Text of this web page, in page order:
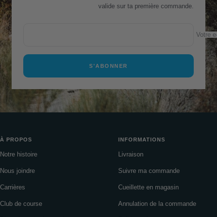
valide sur ta première commande.
Votre
S'ABONNER
À PROPOS
Notre histoire
Nous joindre
Carrières
Club de course
INFORMATIONS
Livraison
Suivre ma commande
Cueillette en magasin
Annulation de la commande